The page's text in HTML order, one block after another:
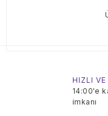
HIZLI VE
14:00'e
imkanı